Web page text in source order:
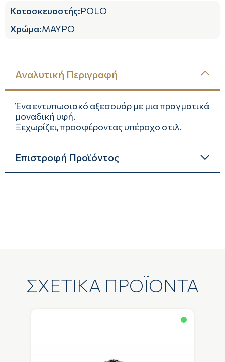
Κατασκευαστής:POLO
Χρώμα:ΜΑΥΡΟ
Αναλυτική Περιγραφή
Ένα εντυπωσιακό αξεσουάρ με μια πραγματικά
μοναδική υφή.
Ξεχωρίζει, προσφέροντας υπέροχο στιλ.
Επιστροφή Προϊόντος
ΣΧΕΤΙΚΑ ΠΡΟΪΟΝΤΑ